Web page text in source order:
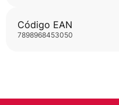
Código EAN
7898968453050